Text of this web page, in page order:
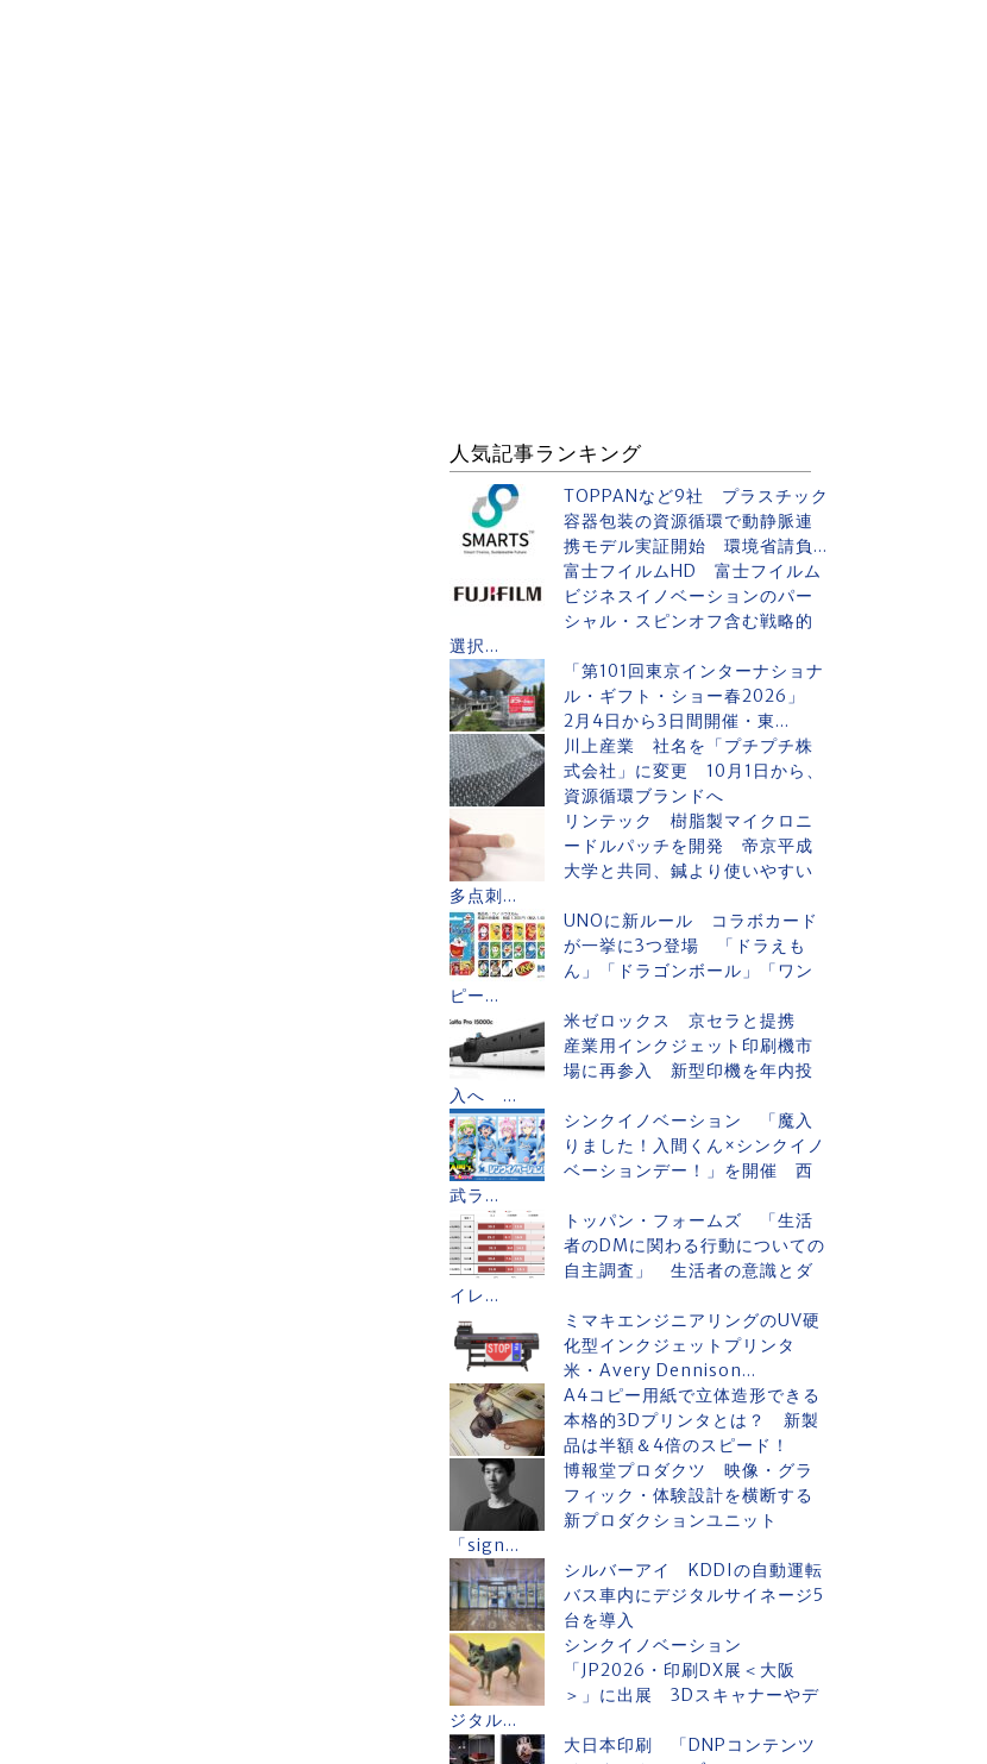
人気記事ランキング
TOPPANなど9社 プラスチック
容器包装の資源循環で動静脈連
携モデル実証開始 環境省請負...
富士フイルムHD 富士フイルム
ビジネスイノベーションのパー
シャル・スピンオフ含む戦略的
選択...
「第101回東京インターナショナ
ル・ギフト・ショー春2026」
2月4日から3日間開催・東...
川上産業 社名を「プチプチ株
式会社」に変更 10月1日から、
資源循環ブランドへ
リンテック 樹脂製マイクロニ
ードルパッチを開発 帝京平成
大学と共同、鍼より使いやすい
多点刺...
UNOに新ルール コラボカード
が一挙に3つ登場 「ドラえも
ん」「ドラゴンボール」「ワン
ピー...
米ゼロックス 京セラと提携
産業用インクジェット印刷機市
場に再参入 新型印機を年内投
入へ ...
シンクイノベーション 「魔入
りました！入間くん×シンクイノ
ベーションデー！」を開催 西
武ラ...
トッパン・フォームズ 「生活
者のDMに関わる行動についての
自主調査」 生活者の意識とダ
イレ...
ミマキエンジニアリングのUV硬
化型インクジェットプリンタ
米・Avery Dennison...
A4コピー用紙で立体造形できる
本格的3Dプリンタとは？ 新製
品は半額＆4倍のスピード！
博報堂プロダクツ 映像・グラ
フィック・体験設計を横断する
新プロダクションユニット
「sign...
シルバーアイ KDDIの自動運転
バス車内にデジタルサイネージ5
台を導入
シンクイノベーション
「JP2026・印刷DX展＜大阪
＞」に出展 3Dスキャナーやデ
ジタル...
大日本印刷 「DNPコンテンツ